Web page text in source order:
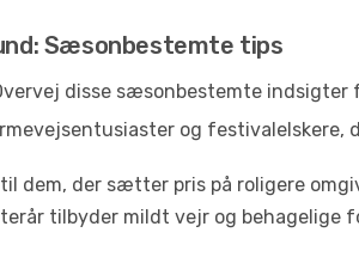
Sæsonbestemte tips
disse sæsonbestemte
og festivalelskere,
dem, der sætter pris på roligere
tilbyder mildt vejr og behagelige